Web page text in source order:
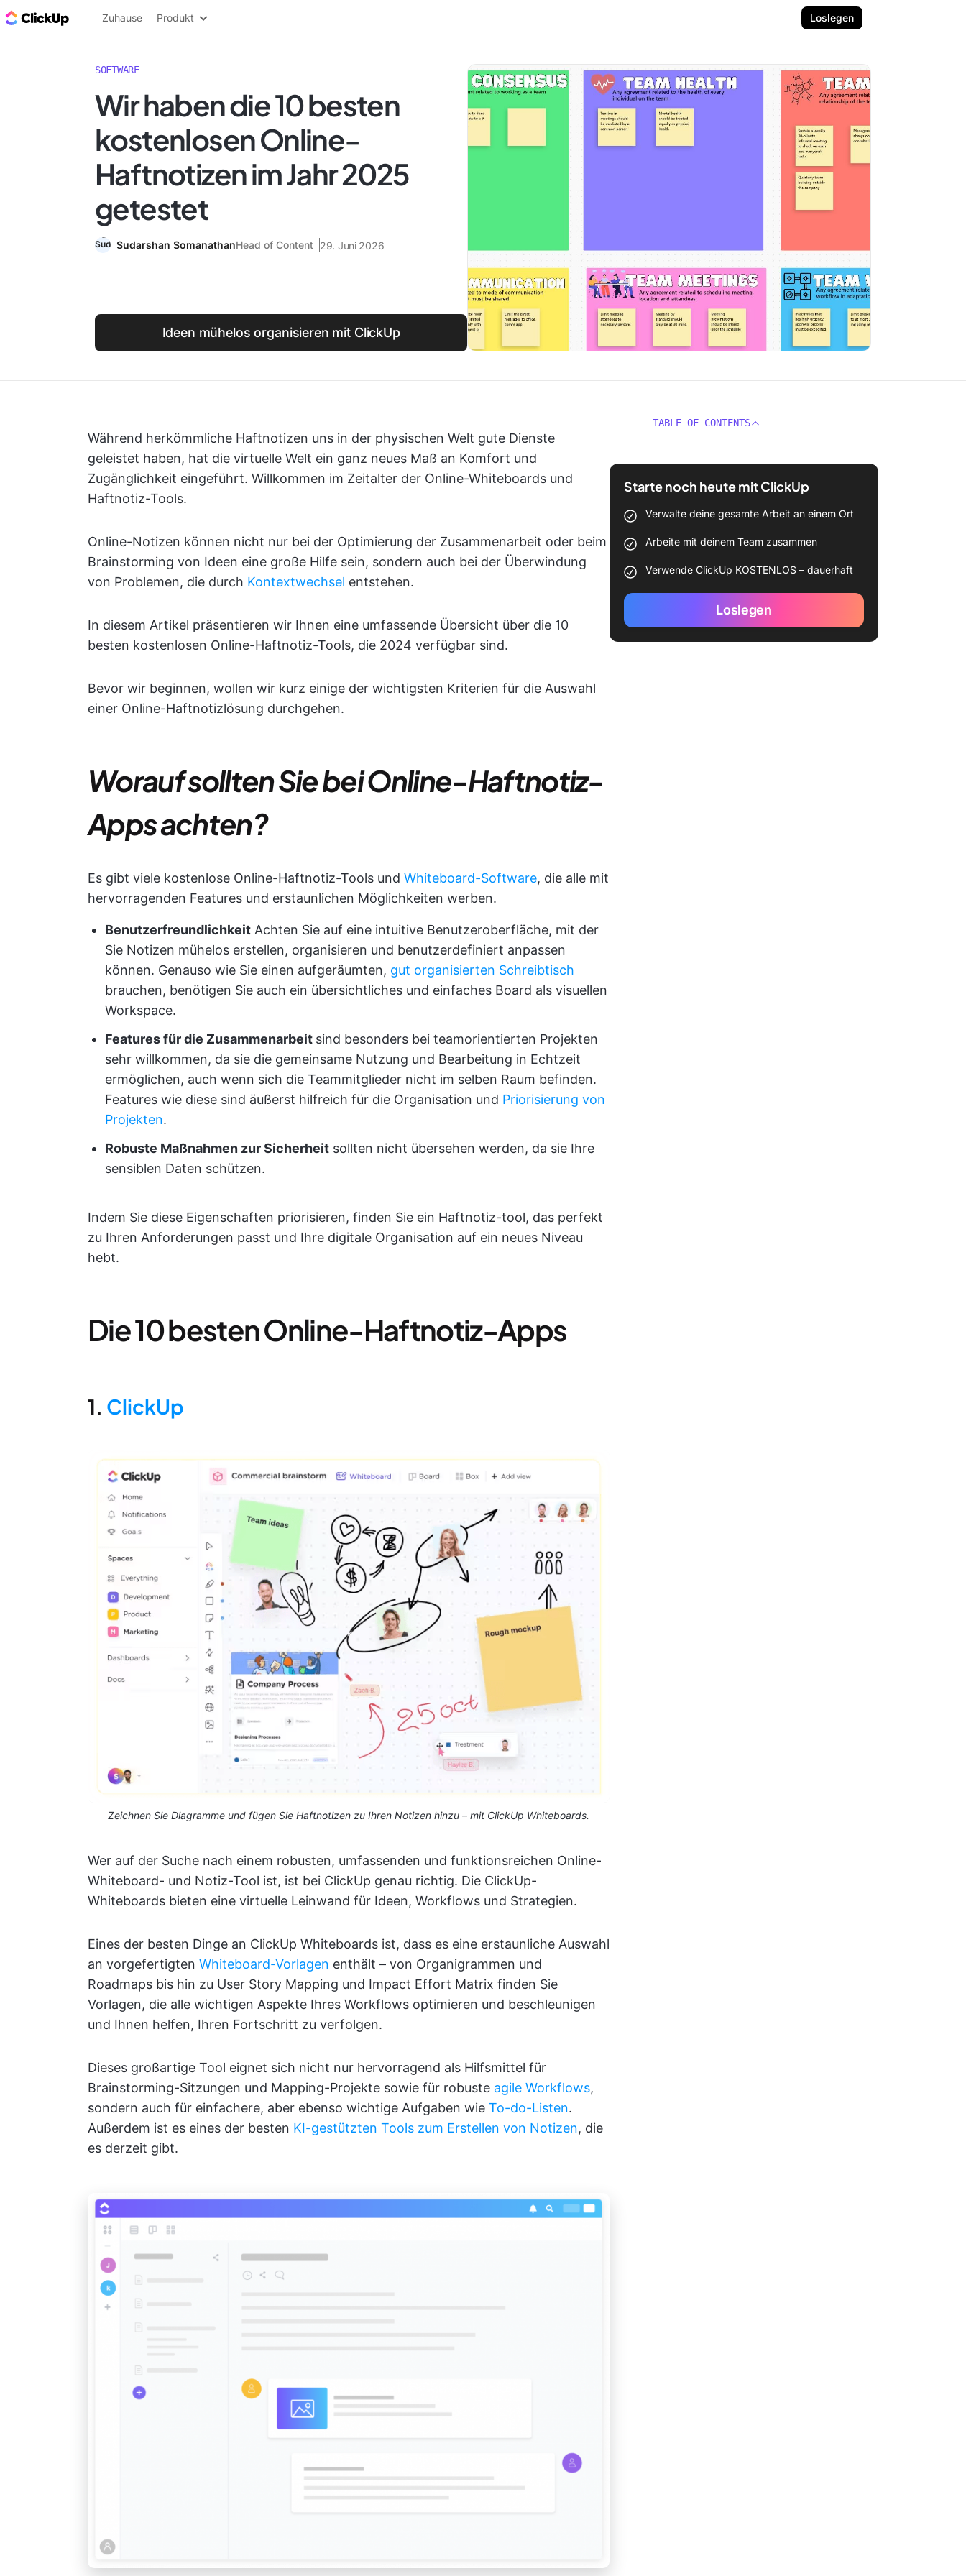
ClickUp Blog
Zuhause Produkt Loslegen
SOFTWARE
Wir haben die 10 besten
kostenlosen Online-
Haftnotizen im Jahr 2025
getestet
Sudarshan SomanathanHead of Content 29. Juni 2026
Ideen mühelos organisieren mit ClickUp
Während herkömmliche Haftnotizen uns in der physischen Welt gute Dienste
geleistet haben, hat die virtuelle Welt ein ganz neues Maß an Komfort und
Zugänglichkeit eingeführt. Willkommen im Zeitalter der Online-Whiteboards und
Haftnotiz-Tools.
Online-Notizen können nicht nur bei der Optimierung der Zusammenarbeit oder beim
Brainstorming von Ideen eine große Hilfe sein, sondern auch bei der Überwindung
von Problemen, die durch Kontextwechsel entstehen.
In diesem Artikel präsentieren wir Ihnen eine umfassende Übersicht über die 10
besten kostenlosen Online-Haftnotiz-Tools, die 2024 verfügbar sind.
Bevor wir beginnen, wollen wir kurz einige der wichtigsten Kriterien für die Auswahl
einer Online-Haftnotizlösung durchgehen.
Worauf sollten Sie bei Online-Haftnotiz-
Apps achten?
Es gibt viele kostenlose Online-Haftnotiz-Tools und Whiteboard-Software, die alle mit
hervorragenden Features und erstaunlichen Möglichkeiten werben.
Benutzerfreundlichkeit Achten Sie auf eine intuitive Benutzeroberfläche, mit der
Sie Notizen mühelos erstellen, organisieren und benutzerdefiniert anpassen
können. Genauso wie Sie einen aufgeräumten, gut organisierten Schreibtisch
brauchen, benötigen Sie auch ein übersichtliches und einfaches Board als visuellen
Workspace.
Features für die Zusammenarbeit sind besonders bei teamorientierten Projekten
sehr willkommen, da sie die gemeinsame Nutzung und Bearbeitung in Echtzeit
ermöglichen, auch wenn sich die Teammitglieder nicht im selben Raum befinden.
Features wie diese sind äußerst hilfreich für die Organisation und Priorisierung von
Projekten.
Robuste Maßnahmen zur Sicherheit sollten nicht übersehen werden, da sie Ihre
sensiblen Daten schützen.
Indem Sie diese Eigenschaften priorisieren, finden Sie ein Haftnotiz-tool, das perfekt
zu Ihren Anforderungen passt und Ihre digitale Organisation auf ein neues Niveau
hebt.
Die 10 besten Online-Haftnotiz-Apps
1. ClickUp
Zeichnen Sie Diagramme und fügen Sie Haftnotizen zu Ihren Notizen hinzu – mit ClickUp Whiteboards.
Wer auf der Suche nach einem robusten, umfassenden und funktionsreichen Online-
Whiteboard- und Notiz-Tool ist, ist bei ClickUp genau richtig. Die ClickUp-
Whiteboards bieten eine virtuelle Leinwand für Ideen, Workflows und Strategien.
Eines der besten Dinge an ClickUp Whiteboards ist, dass es eine erstaunliche Auswahl
an vorgefertigten Whiteboard-Vorlagen enthält – von Organigrammen und
Roadmaps bis hin zu User Story Mapping und Impact Effort Matrix finden Sie
Vorlagen, die alle wichtigen Aspekte Ihres Workflows optimieren und beschleunigen
und Ihnen helfen, Ihren Fortschritt zu verfolgen.
Dieses großartige Tool eignet sich nicht nur hervorragend als Hilfsmittel für
Brainstorming-Sitzungen und Mapping-Projekte sowie für robuste agile Workflows,
sondern auch für einfachere, aber ebenso wichtige Aufgaben wie To-do-Listen.
Außerdem ist es eines der besten KI-gestützten Tools zum Erstellen von Notizen, die
es derzeit gibt.
TABLE OF CONTENTS
Starte noch heute mit ClickUp
Verwalte deine gesamte Arbeit an einem Ort
Arbeite mit deinem Team zusammen
Verwende ClickUp KOSTENLOS – dauerhaft
Loslegen